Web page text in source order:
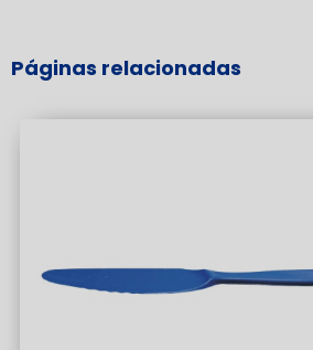
Páginas relacionadas